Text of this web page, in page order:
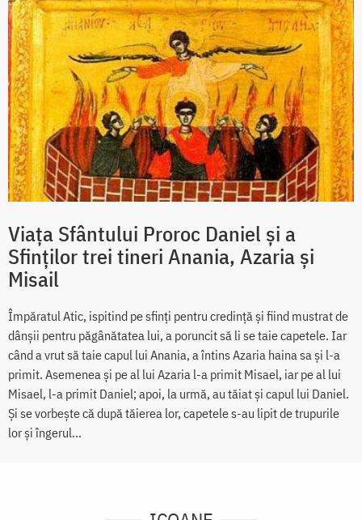
Viața Sfântului Proroc Daniel și a
Sfinților trei tineri Anania, Azaria și
Misail
Împăratul Atic, ispitind pe sfinți pentru credință și fiind mustrat de
dânșii pentru păgânătatea lui, a poruncit să li se taie capetele. Iar
când a vrut să taie capul lui Anania, a întins Azaria haina sa și l-a
primit. Asemenea și pe al lui Azaria l-a primit Misael, iar pe al lui
Misael, l-a primit Daniel; apoi, la urmă, au tăiat și capul lui Daniel.
Și se vorbește că după tăierea lor, capetele s-au lipit de trupurile
lor și îngerul...